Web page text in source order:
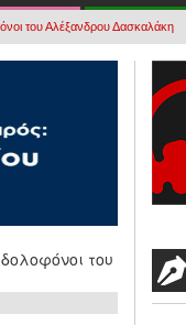
του Αλέξανδρου Δασκαλάκη